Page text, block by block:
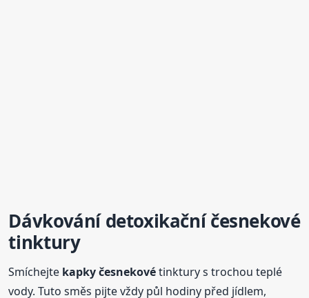
Dávkování detoxikačníčesnekové
tinktury
Smíchejte kapky česnekovétinktury s trochou teplé
vody. Tuto směs pijte vždy půl hodiny před jídlem,